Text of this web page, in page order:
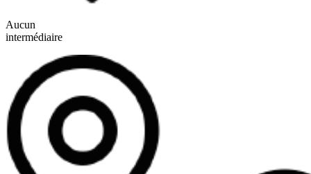
Aucun
intermédiaire